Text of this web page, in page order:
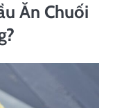
Ăn Chuối